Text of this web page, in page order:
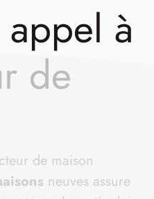
à
de
de maison
neuves assure